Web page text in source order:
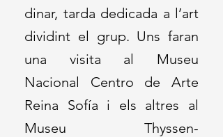
dinar, tarda dedicada a l’art
dividint el grup. Uns faran
una visita al Museu
Nacional Centro de Arte
Reina Sofía i els altres al
Museu Thyssen-